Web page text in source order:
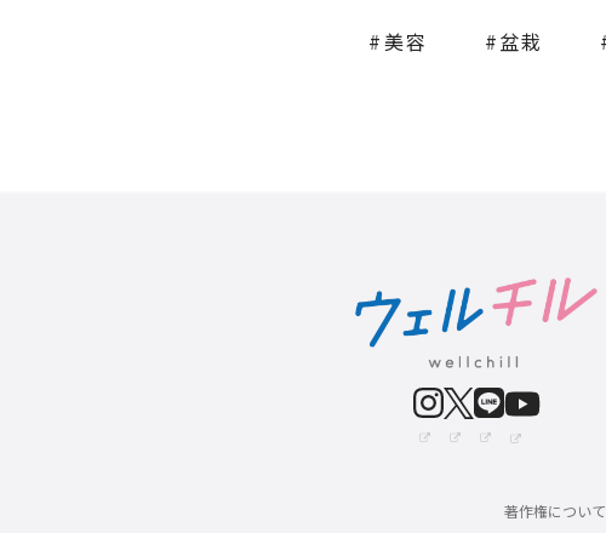
美容
盆栽
著作権について